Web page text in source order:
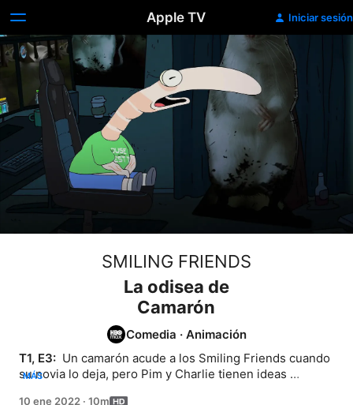
Apple TV Iniciar sesión
SMILING FRIENDS
La odisea de
Camarón
Comedia · Animación
T1, E3: Un camarón acude a los Smiling Friends cuando
su novia lo deja, pero Pim y Charlie tienen ideas
MÁS
10 ene 2022 · 10m